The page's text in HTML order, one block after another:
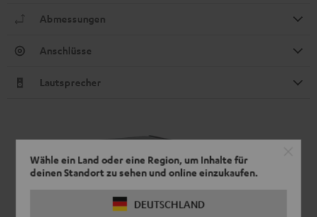
Wähle ein Land oder eine Region, um Inhalte für
deinen Standort zu sehen und online einzukaufen.
DEUTSCHLAND
Abmessungen
Anschlüsse
Lautsprecher